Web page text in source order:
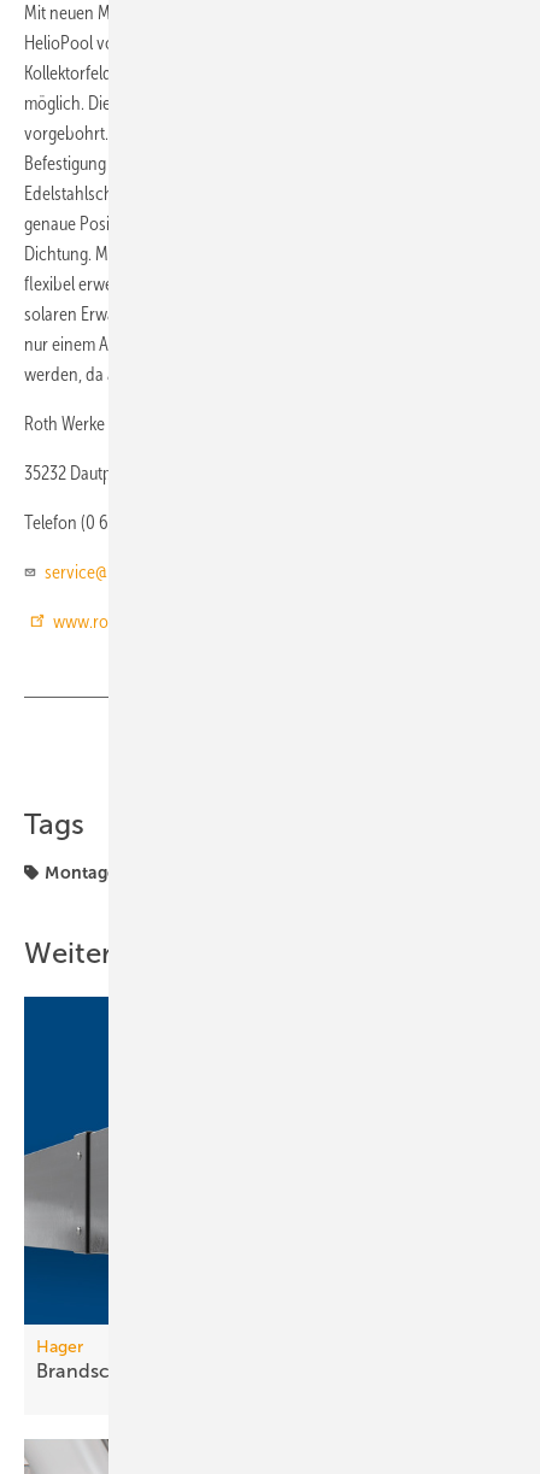
Mit neuen Montageschienen für den Schwimmbadabsorber
HelioPool von Roth ist nun die Installation individuell angeordneter
Kollektorfelder auf Dächern und Böden ohne bauseitigen Aufwand
möglich. Die rechteckigen Montageschienen aus Aluminium sind
vorgebohrt. Sie sind in 2,23 und 1,1 m Länge erhältlich. Die
Befestigung der Absorber erfolgt mit selbstschneidenden
Edelstahlschrauben. Vertiefungen im Kollektor ermöglichen die
genaue Positionierung der Edelstahl-Unterlegscheiben mit EPDM-
Dichtung. Mittels einer Verbindung lassen sich die Kollektorfelder
flexibel erweitern. Der Kollektor aus HDPE eignet sich zur direkten
solaren Erwärmung von Schwimmbadwasser im Durchlaufprinzip. Mit
nur einem Absorbertyp können alle Montageanwendungen realisiert
werden, da acht variable Abgänge am Absorber vorhanden sind.
Roth Werke
35232 Dautphetal
Telefon (0 64 66) 92 20
service@roth-werke.de
www.roth-werke.de
Tags
Montageschiene
Weitere Inhalte
Hager
Brandschutzkanal mit